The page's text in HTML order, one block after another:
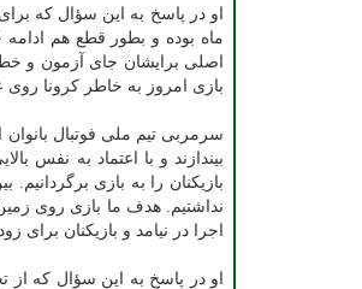
او در پاسخ به این سؤال که
ماه بوده و بطور قطع هم ادامه
اصلی برایشان جای آزمون و
بازی امروز به خاطر کرونا روی
سرمربی تیم ملی فوتبال بانوان
بیندازند و با اعتماد به نفس
بازیکنان را به بازی
نداشتیم. هدف ما بازی روی
اجرا در نیامد و بازیکنان
او در پاسخ به این سؤال که از